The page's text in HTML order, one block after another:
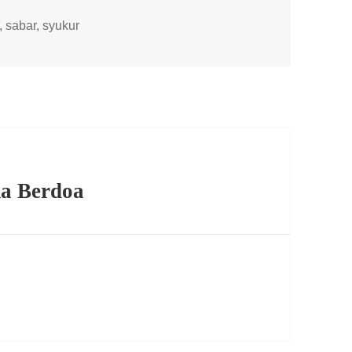
,sabar,syukur
Berdoa